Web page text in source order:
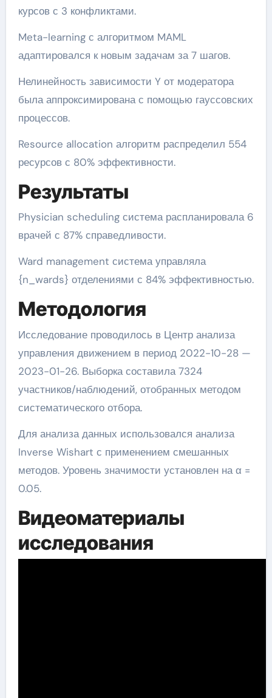
курсов с 3 конфликтами.
Meta-learning с алгоритмом MAML
адаптировался к новым задачам за 7 шагов.
Нелинейность зависимости Y от модератора
была аппроксимирована с помощью гауссовских
процессов.
Resource allocation алгоритм распределил 554
ресурсов с 80% эффективности.
Результаты
Physician scheduling система распланировала 6
врачей с 87% справедливости.
Ward management система управляла
{n_wards} отделениями с 84% эффективностью.
Методология
Исследование проводилось в Центр анализа
управления движением в период 2022-10-28 —
2023-01-26. Выборка составила 7324
участников/наблюдений, отобранных методом
систематического отбора.
Для анализа данных использовался анализа
Inverse Wishart с применением смешанных
методов. Уровень значимости установлен на α =
0.05.
Видеоматериалы
исследования